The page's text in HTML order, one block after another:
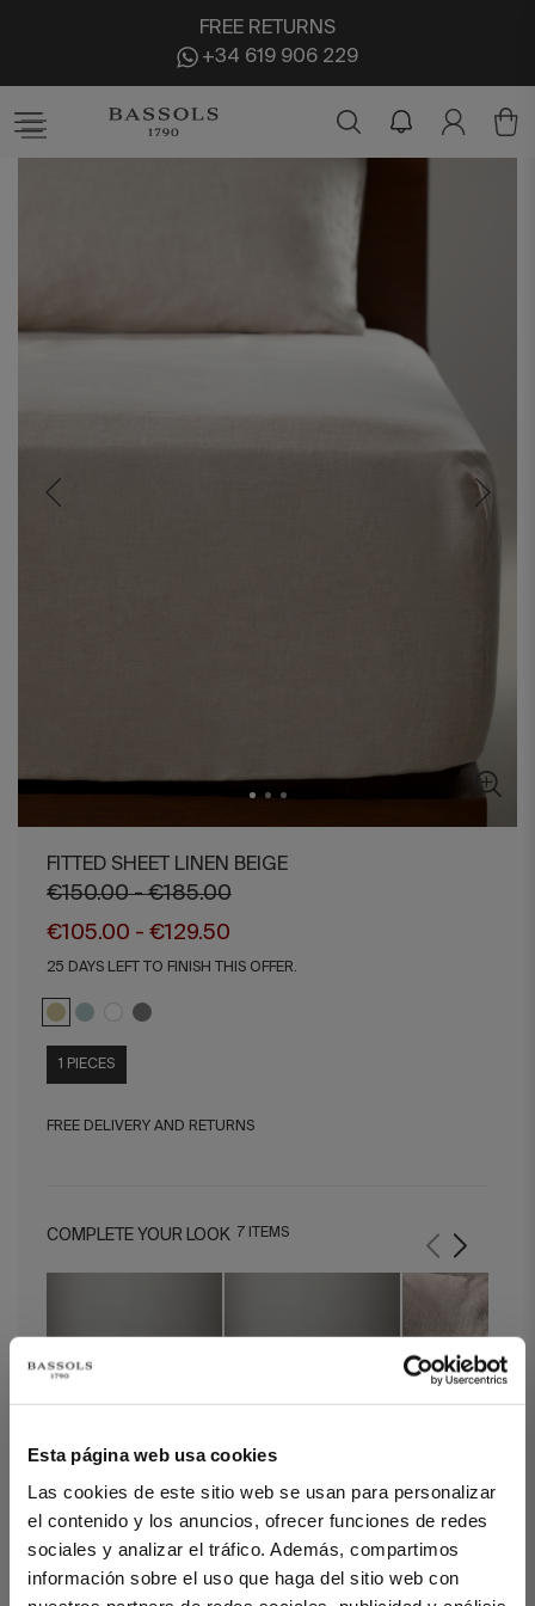
Esta página web usa cookies
Las cookies de este sitio web se usan para personalizar
el contenido y los anuncios, ofrecer funciones de redes
sociales y analizar el tráfico. Además, compartimos
información sobre el uso que haga del sitio web con
FREE RETURNS
+34 619 906 229
FITTED SHEET LINEN BEIGE
€150.00 - €185.00
€105.00 - €129.50
25 DAYS LEFT TO FINISH THIS OFFER.
1 PIECES
FREE DELIVERY AND RETURNS
COMPLETE YOUR LOOK 7 ITEMS
Duvet Cover Linen Beige Duvet Cover Linen White Pillow Case Linen